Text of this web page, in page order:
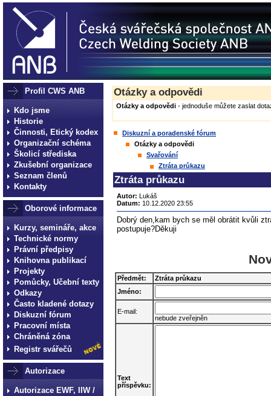
Profil CWS ANB
Kdo jsme
Historie
Činnosti, Etický kodex
Organizační schéma
Školicí střediska
Zkušební organizace
Seznam členů
Kontakty
Oborové informace
Kurzy, semináře, akce
Technické normy
Právní předpisy
Knihovna publikací
Projekty
Pomůcky, Učební texty
Odkazy
Často kladené dotazy
Diskuzní fórum
Pracovní místa
Chráněná zóna
Registr svářečů
Autorizace
Autorizace EWF, IIW /
Otázky a odpovědi
Otázky a odpovědi - jednoduše můžete zaslat
Diskuzní a poradenské fórum
Otázky a odpovědi
Svařování
Ztráta průkazu
Ztráta průkazu
Autor: Lukáš
Datum: 10.12.2020 23:55
Dobrý den,kam bych se měl obrátit kvůli
postupuje?Děkuji
Předmět:
Ztráta průkazu
Jméno:
E-mail:
nebude zveřejněn
Text
příspěvku: